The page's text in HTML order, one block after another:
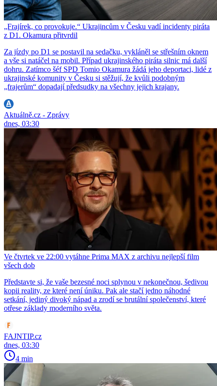
„Frajírek, co provokuje.“ Ukrajincům v Česku vadí incidenty piráta
z D1. Okamura přitvrdil
Za jízdy po D1 se postavil na sedačku, vykláněl se střešním oknem
a vše si natáčel na mobil. Případ ukrajinského piráta silnic má další
dohru. Zatímco šéf SPD Tomio Okamura žádá jeho deportaci, lidé z
ukrajinské komunity v Česku si stěžují, že kvůli podobným
„frajerům“ dopadají předsudky na všechny jejich krajany.
Aktuálně.cz - Zprávy
dnes, 03:30
Ve čtvrtek ve 22:00 vytáhne Prima MAX z archivu nejlepší film
všech dob
Představte si, že vaše bezesné noci splynou v nekonečnou, šedivou
kopii reality, ze které není úniku. Pak ale stačí jedno náhodné
setkání, jediný divoký nápad a zrodí se brutální společenství, které
otřese základy moderního světa.
FAJNTIP.cz
dnes, 03:30
4 min